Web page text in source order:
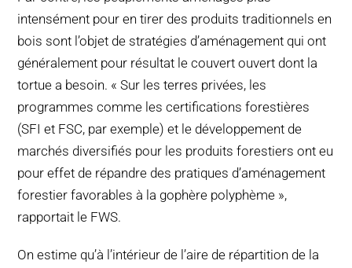
intensément pour en tirer des produits traditionnels en
bois sont l’objet de stratégies d’aménagement qui ont
généralement pour résultat le couvert ouvert dont la
tortue a besoin. « Sur les terres privées, les
programmes comme les certifications forestières
(SFI et FSC, par exemple) et le développement de
marchés diversifiés pour les produits forestiers ont eu
pour effet de répandre des pratiques d’aménagement
forestier favorables à la gophère polyphème »,
rapportait le FWS.
On estime qu’à l’intérieur de l’aire de répartition de la